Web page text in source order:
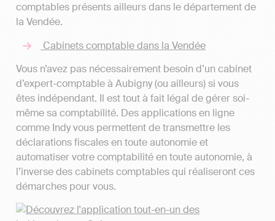
comptables présents ailleurs dans le département de
la Vendée.
Cabinets comptable dans la Vendée
Vous n’avez pas nécessairement besoin d’un cabinet
d’expert-comptable à Aubigny (ou ailleurs) si vous
êtes indépendant. Il est tout à fait légal de gérer soi-
même sa comptabilité. Des applications en ligne
comme Indy vous permettent de transmettre les
déclarations fiscales en toute autonomie et
automatiser votre comptabilité en toute autonomie, à
l’inverse des cabinets comptables qui réaliseront ces
démarches pour vous.